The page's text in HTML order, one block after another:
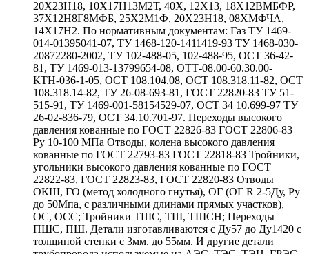
20Х23Н18, 10Х17Н13М2Т, 40Х, 12Х13, 18Х12ВМБФР,
37Х12Н8Г8МФБ, 25Х2М1Ф, 20Х23Н18, 08ХМФЧА,
14Х17Н2. По нормативным документам: Газ ТУ 1469-
014-01395041-07, ТУ 1468-120-1411419-93 ТУ 1468-030-
20872280-2002, ТУ 102-488-05, 102-488-95, ОСТ 36-42-
81, ТУ 1469-013-13799654-08, ОТТ-08.00-60.30.00-
КТН-036-1-05, ОСТ 108.104.08, ОСТ 108.318.11-82, ОСТ
108.318.14-82, ТУ 26-08-693-81, ГОСТ 22820-83 ТУ 51-
515-91, ТУ 1469-001-58154529-07, ОСТ 34 10.699-97 ТУ
26-02-836-79, ОСТ 34.10.701-97. Переходы высокого
давления кованные по ГОСТ 22826-83 ГОСТ 22806-83
Ру 10-100 МПа Отводы, колена высокого давления
кованные по ГОСТ 22793-83 ГОСТ 22818-83 Тройники,
угольники высокого давления кованные по ГОСТ
22822-83, ГОСТ 22823-83, ГОСТ 22820-83 Отводы
ОКШ, ГО (метод холодного гнутья), ОГ (ОГ R 2-5Ду, Ру
до 50Мпа, с различными длинами прямых участков),
ОС, ОСС; Тройники ТШС, ТШ, ТШСН; Переходы
ПШС, ПШ. Детали изготавливаются с Ду57 до Ду1420 с
толщиной стенки с 3мм. до 55мм. И другие детали